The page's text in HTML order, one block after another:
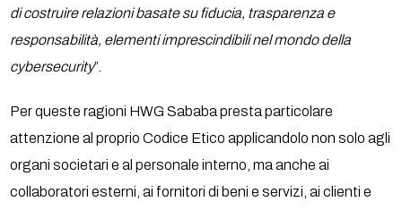
di costruire relazioni basate su fiducia, trasparenza e
responsabilità, elementi imprescindibili nel mondo della
cybersecurity”.
Per queste ragioni HWG Sababa presta particolare
attenzione al proprio Codice Etico applicandolo non solo agli
organi societari e al personale interno, ma anche ai
collaboratori esterni, ai fornitori di beni e servizi, ai clienti e